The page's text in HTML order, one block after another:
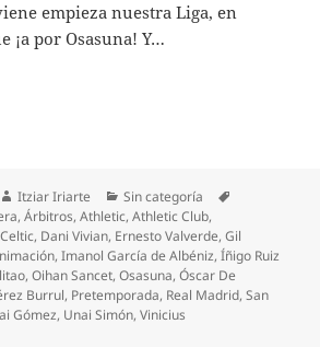
empieza nuestra Liga, en
¡a por Osasuna! Y…
Autor
Itziar Iriarte Categorías
Sin categoría
,Árbitros,Athletic,Athletic Club,
Celtic, Dani Vivian, Ernesto Valverde,Gil
,Imanol García de Albéniz,Íñigo Ruiz
,Oihan Sancet,Osasuna,Óscar De
Burrul, Pretemporada, Real Madrid,San
Gómez, Unai Simón,Vinicius